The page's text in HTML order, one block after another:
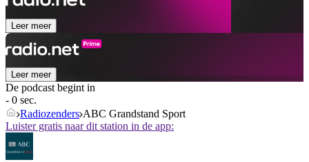
Leer meer
Leer meer
De podcast begint in
- 0 sec.
Radiozenders ABC Grandstand Sport
Luister gratis naar dit station in de app: